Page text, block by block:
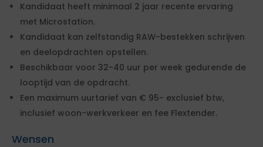
Kandidaat heeft minimaal 2 jaar recente ervaring
met Microstation.
Kandidaat kan zelfstandig RAW-bestekken schrijven
en deelopdrachten opstellen.
Beschikbaar voor 32-40 uur per week gedurende de
looptijd van de opdracht.
Een maximum uurtarief van € 95- exclusief btw,
inclusief woon-werkverkeer en fee Flextender.
Wensen